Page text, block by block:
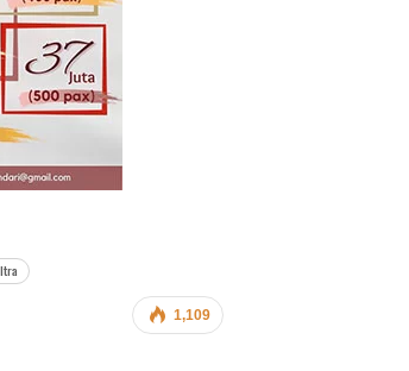
1,109